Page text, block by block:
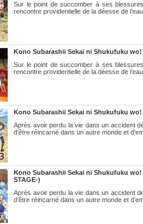
Sur le point de succomber à ses
rencontre providentielle de la déesse de
Kono Subarashii Sekai ni Shukufuku
Sur le point de succomber à ses
rencontre providentielle de la déesse de
Kono Subarashii Sekai ni Shukufuku
Après avoir perdu la vie dans un accident
d’être réincarné dans un autre monde et
Kono Subarashii Sekai ni Shukufuku
STAGE-)
Après avoir perdu la vie dans un accident
d’être réincarné dans un autre monde et